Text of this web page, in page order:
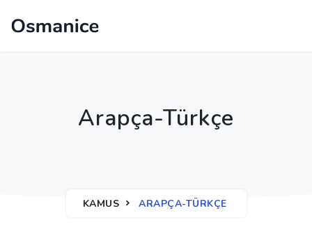
Arapça-Türkçe
KAMUS ARAPÇA-TÜRKÇE